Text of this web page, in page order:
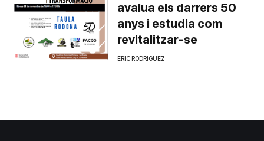
avalua els darrers 50
anys i estudia com
revitalitzar-se
ERIC RODRÍGUEZ